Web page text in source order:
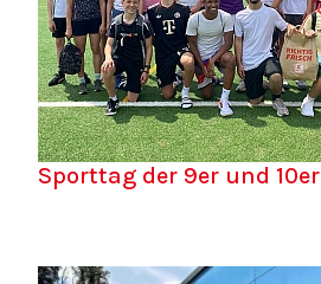
Sporttag der 9er und 10er